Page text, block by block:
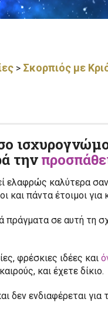
> Σκορπιός με
την
ελαφρώς καλύτερα
και πάντα έτοιμοι για
πράγματα σε αυτή τη
φρέσκιες ιδέες και
και έχετε δίκιο.
δεν ενδιαφέρεται